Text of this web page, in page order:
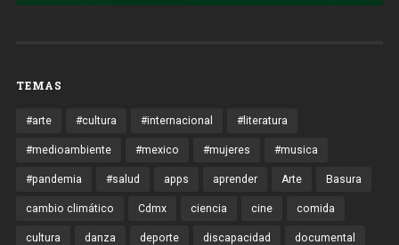
TEMAS
#arte #cultura #internacional #literatura
#medioambiente #mexico #mujeres #musica
#pandemia #salud apps aprender Arte Basura
cambio climático Cdmx ciencia cine comida
cultura danza deporte discapacidad documental